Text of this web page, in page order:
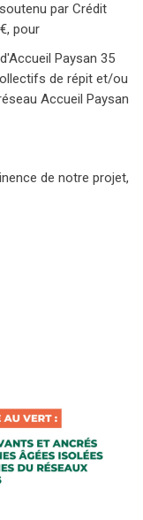
par Crédit
pour
Paysan 35
de répit et/ou
Accueil Paysan
de notre projet,